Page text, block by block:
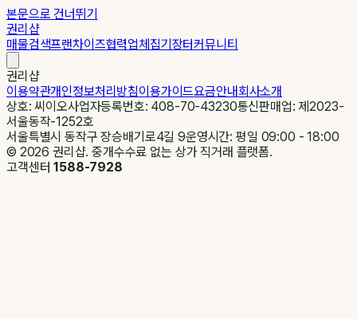
본문으로 건너뛰기
권리샵
매물검색프랜차이즈협력업체집기장터커뮤니티
권리샵
이용약관개인정보처리방침이용가이드요금안내회사소개
상호: 씨이오사업자등록번호: 408-70-43230통신판매업: 제2023-
서울동작-1252호
서울특별시 동작구 장승배기로4길 9운영시간: 평일 09:00 - 18:00
© 2026 권리샵. 중개수수료 없는 상가 직거래 플랫폼.
고객센터1588-7928